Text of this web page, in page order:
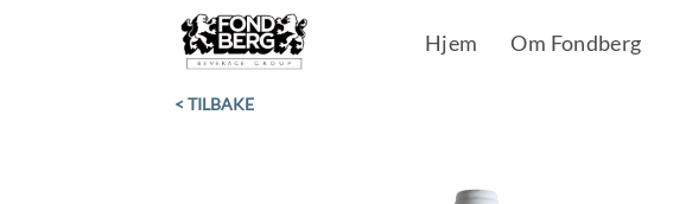
Hjem Om Fondberg
< TILBAKE